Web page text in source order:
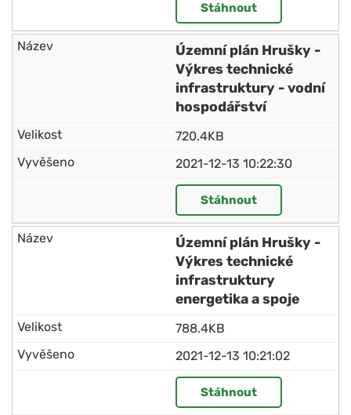
Stáhnout
Územní plán Hrušky -
Výkres technické
infrastruktury - vodní
hospodářství
720.4KB
2021-12-13 10:22:30
Stáhnout
Územní plán Hrušky -
Výkres technické
infrastruktury
energetika a spoje
788.4KB
2021-12-13 10:21:02
Stáhnout